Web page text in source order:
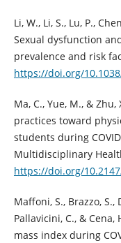
Li, W., Li, S., Lu, P.,
Sexual dysfunction
prevalence and risk
https://doi.org/
Ma, C., Yue, M., &
practices toward
students during
Multidisciplinary
https://doi.org/
Maffoni, S., Brazzo, S.,
Pallavicini, C., &
mass index during